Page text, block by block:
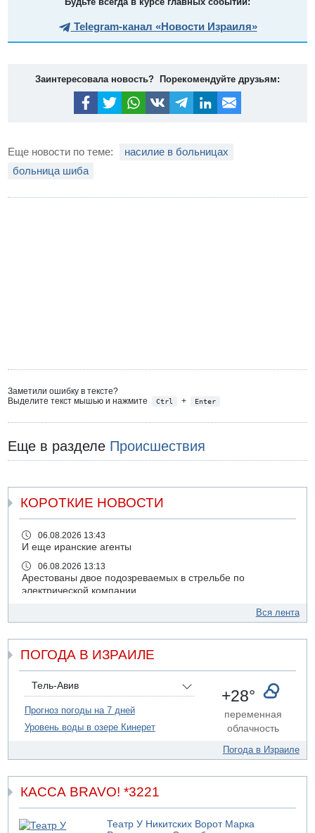
Telegram-канал «Новости Израиля»
Заинтересовала новость? Порекомендуйте друзьям:
Еще новости по теме:
насилие в больницах
больница шиба
Заметили ошибку в тексте?
Выделите текст мышью и нажмите
Ctrl + Enter
Еще в разделе Происшествия
КОРОТКИЕ НОВОСТИ
06.08.2026 13:43
И еще иранские агенты
06.08.2026 13:13
Арестованы двое подозреваемых в стрельбе по
электрической компании
Возле Кирьят-Арбы пожар на местности
06.08.2026 12:06
США не будут давить на Израиль в вопросе Ливана
06.08.2026 11:41
Трое подростков ограбили сексшоп в Холоне
Взрыв в Северном Тель-Авиве
06.08.2026 08:11
Израиль провел испытания системы противоракетной
обороны "Хец"
05.08.2026 18:28
МАДА призывает израильтян срочно сдавать кровь
Вся лента
ПОГОДА В ИЗРАИЛЕ
Тель-Авив
Прогноз погоды на 7 дней
Уровень воды в озере Кинерет
+28°
переменная
облачность
Погода в Израиле
КАССА BRAVO! *3221
Театр У Никитских Ворот Марка